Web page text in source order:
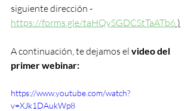
siguiente dirección -
https://forms.gle/taHQySGDCStTaATb6 )
A continuación, te dejamos el video del
primer webinar:
https://www.youtube.com/watch?
v=XJk1DAukWp8